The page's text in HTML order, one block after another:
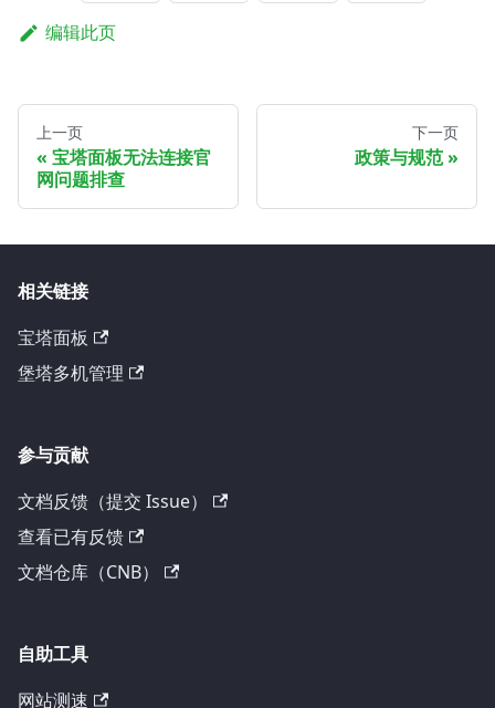
编辑此页
上一页
宝塔面板无法连接官
网问题排查
下一页
政策与规范
相关链接
宝塔面板
堡塔多机管理
参与贡献
文档反馈（提交 Issue）
查看已有反馈
文档仓库（CNB）
自助工具
网站测速